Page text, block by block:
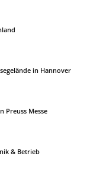
in Hannover
Preuss Messe
& Betrieb